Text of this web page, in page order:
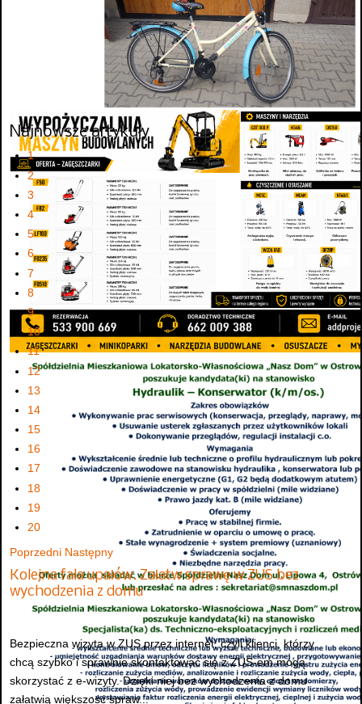
Najnowsze artykuły
1
2
3
4
5
6
7
8
9
10
11
12
13
14
15
16
17
18
19
20
Poprzedni Następny
Kolejna fala upałów. Załatw sprawę w ZUS bez
wychodzenia z domu
Bezpieczna wizyta w ZUS przez internet, czyli klienci, którzy
chcą szybko i sprawnie skontaktować się z ZUS-em mogą
skorzystać z e-wizyty. Dzięki niej bez wychodzenia z domu
załatwią większość spraw...